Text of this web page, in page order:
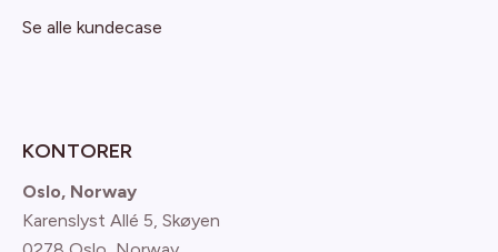
Se alle kundecase
KONTORER
Oslo, Norway
Karenslyst Allé 5, Skøyen